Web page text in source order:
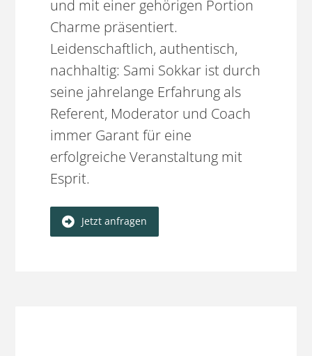
und mit einer gehörigen Portion
Charme präsentiert.
Leidenschaftlich, authentisch,
nachhaltig: Sami Sokkar ist durch
seine jahrelange Erfahrung als
Referent, Moderator und Coach
immer Garant für eine
erfolgreiche Veranstaltung mit
Esprit.
Jetzt anfragen